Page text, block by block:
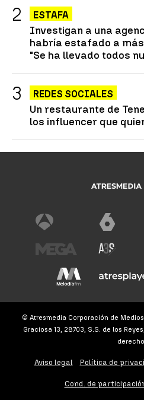
ESTAFA
Investigan a una
habría estafado a
"Se ha llevado todos
REDES SOCIALES
Un restaurante de
los influencer que
© Atresmedia Corporación de
Graciosa 13, 28703, S.S. de los
Aviso legal Política de
Cond. de